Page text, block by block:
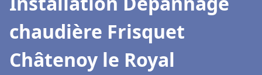
chaudière Frisquet
Châtenoy le Royal